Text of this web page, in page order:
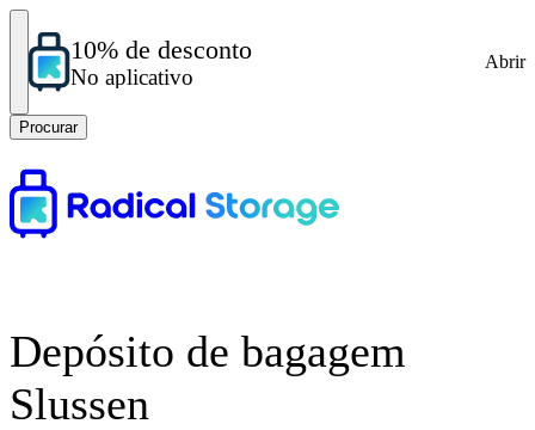
10% de desconto
No aplicativo
Abrir
Procurar
Depósito de bagagem
Slussen